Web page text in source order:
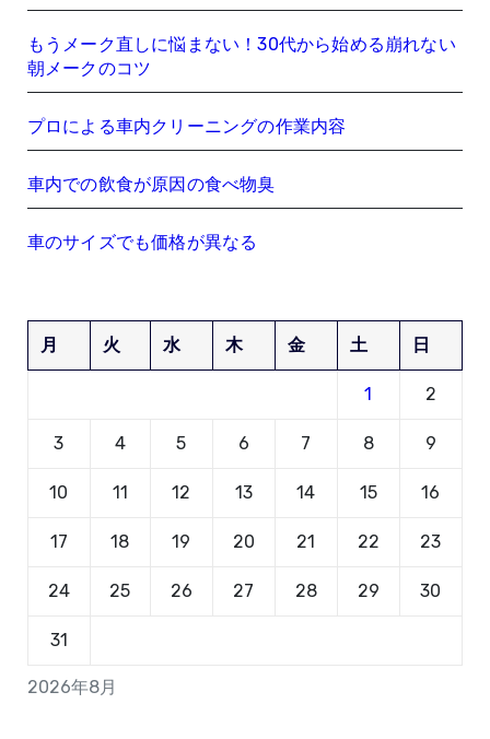
もうメーク直しに悩まない！30代から始める崩れない
朝メークのコツ
プロによる車内クリーニングの作業内容
車内での飲食が原因の食べ物臭
車のサイズでも価格が異なる
2026年8月
月 火 水 木 金 土 日
1 2
3 4 5 6 7 8 9
10 11 12 13 14 15 16
17 18 19 20 21 22 23
24 25 26 27 28 29 30
31